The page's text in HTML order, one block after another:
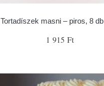
Tortadíszek masni – piros, 8
1 915 Ft